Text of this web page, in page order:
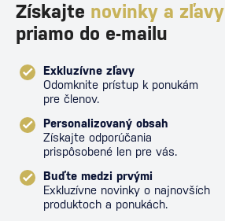
Získajte novinky a zľavy
priamo do e-mailu
Exkluzívne zľavy
Odomknite prístup k ponukám
pre členov.
Personalizovaný obsah
Získajte odporúčania
prispôsobené len pre vás.
Buďte medzi prvými
Exkluzívne novinky o najnovších
produktoch a ponukách.